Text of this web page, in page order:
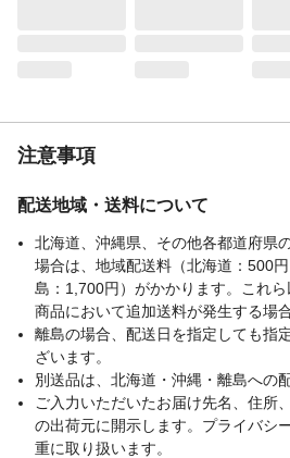
注意事項
配送地域・送料について
北海道、沖縄県、その他各都道府県
場合は、地域配送料（北海道：500
島：1,700円）がかかります。これ
商品において追加送料が発生する場
離島の場合、配送日を指定しても指
ざいます。
別送品は、北海道・沖縄・離島への
ご入力いただいたお届け先名、住所
の出荷元に開示します。プライバシ
重に取り扱います。